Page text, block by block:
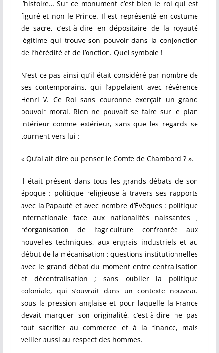
l’histoire… Sur ce monument c’est bien le roi qui est
figuré et non le Prince. Il est représenté en costume
de sacre, c’est-à-dire en dépositaire de la royauté
légitime qui trouve son pouvoir dans la conjonction
de l’hérédité et de l’onction. Quel symbole !
N’est-ce pas ainsi qu’il était considéré par nombre de
ses contemporains, qui l’appelaient avec révérence
Henri V. Ce Roi sans couronne exerçait un grand
pouvoir moral. Rien ne pouvait se faire sur le plan
intérieur comme extérieur, sans que les regards se
tournent vers lui :
« Qu’allait dire ou penser le Comte de Chambord ? ».
Il était présent dans tous les grands débats de son
époque : politique religieuse à travers ses rapports
avec la Papauté et avec nombre d’Évêques ; politique
internationale face aux nationalités naissantes ;
réorganisation de l’agriculture confrontée aux
nouvelles techniques, aux engrais industriels et au
début de la mécanisation ; questions institutionnelles
avec le grand débat du moment entre centralisation
et décentralisation ; sans oublier la politique
coloniale, qui s’ouvrait dans un contexte nouveau
sous la pression anglaise et pour laquelle la France
devait marquer son originalité, c’est-à-dire ne pas
tout sacrifier au commerce et à la finance, mais
veiller aussi au respect des hommes.